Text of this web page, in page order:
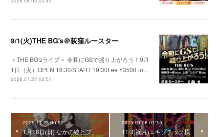
9/1(火)THE BG's＠荻窪ルースター
＜THE BG'sライブ＞ 令和にGSで盛り上がろう！9月
1日（火）OPEN 18:30/START 19:30Fee ¥3500+o…
2026.07.27 02:51
2025.11.23 06:52
1月18日(日) なかの綾とブ
2025.09.08 01:15
11/3(祝月)エキゾチック横